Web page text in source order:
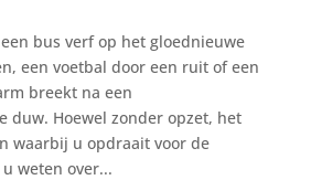
bus verf op het gloednieuwe
een voetbal door een ruit of een
breekt na een
duw. Hoewel zonder opzet, het
waarbij u opdraait voor de
weten over...